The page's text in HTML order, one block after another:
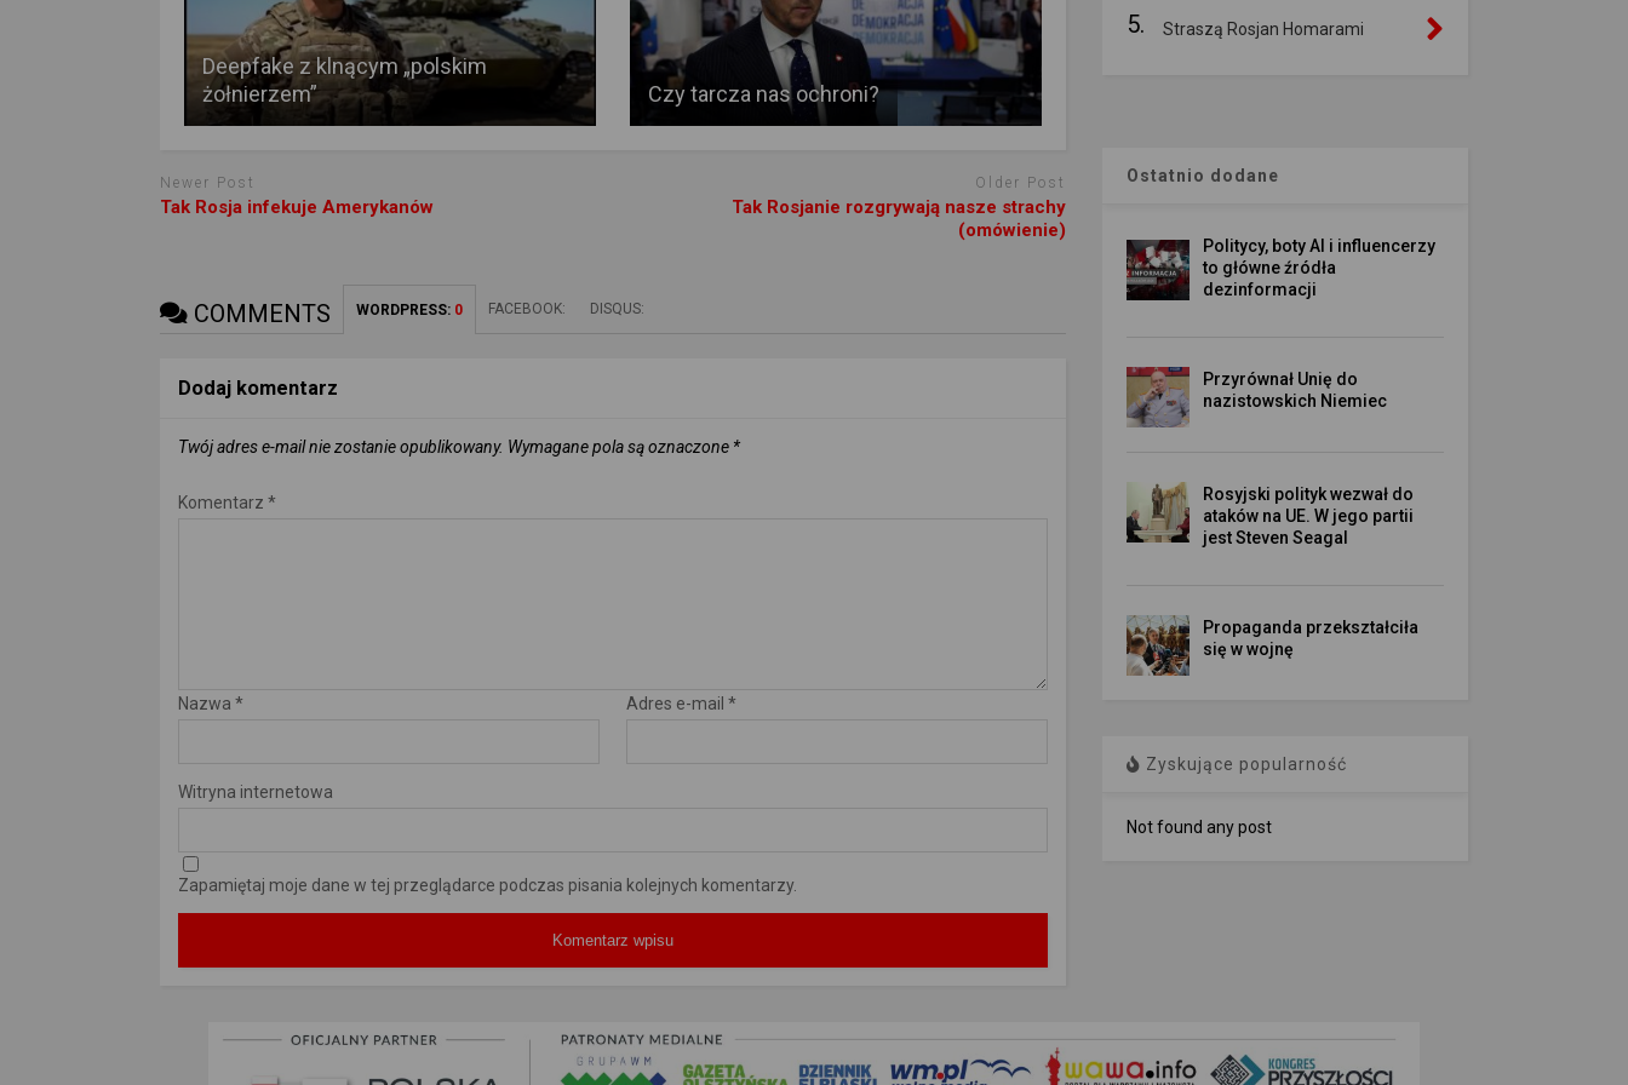
Deepfake z klnącym „polskim
żołnierzem”
Czy tarcza nas ochroni?
Newer Post
Tak Rosja infekuje Amerykanów
Older Post
Tak Rosjanie rozgrywają nasze strachy
(omówienie)
COMMENTS WORDPRESS: 0 FACEBOOK: DISQUS:
Dodaj komentarz
Twój adres e-mail nie zostanie opublikowany. Wymagane pola są oznaczone *
Komentarz *
Nazwa * Adres e-mail *
Witryna internetowa
Zapamiętaj moje dane w tej przeglądarce podczas pisania kolejnych komentarzy.
5. Straszą Rosjan Homarami
Ostatnio dodane
Politycy, boty AI i influencerzy
to główne źródła
dezinformacji
Przyrównał Unię do
nazistowskich Niemiec
Rosyjski polityk wezwał do
ataków na UE. W jego partii
jest Steven Seagal
Propaganda przekształciła
się w wojnę
Zyskujące popularność
Not found any post